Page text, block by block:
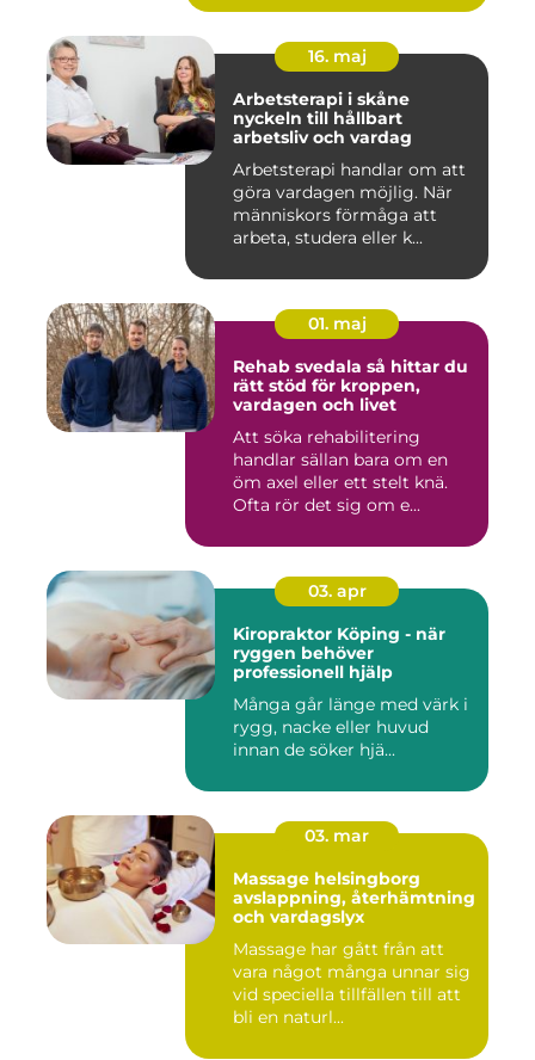
16. maj
Arbetsterapi i skåne
nyckeln till hållbart
arbetsliv och vardag
Arbetsterapi handlar om att
göra vardagen möjlig. När
människors förmåga att
arbeta, studera eller k...
01. maj
Rehab svedala så hittar du
rätt stöd för kroppen,
vardagen och livet
Att söka rehabilitering
handlar sällan bara om en
öm axel eller ett stelt knä.
Ofta rör det sig om e...
03. apr
Kiropraktor Köping - när
ryggen behöver
professionell hjälp
Många går länge med värk i
rygg, nacke eller huvud
innan de söker hjä...
03. mar
Massage helsingborg
avslappning, återhämtning
och vardagslyx
Massage har gått från att
vara något många unnar sig
vid speciella tillfällen till att
bli en naturl...